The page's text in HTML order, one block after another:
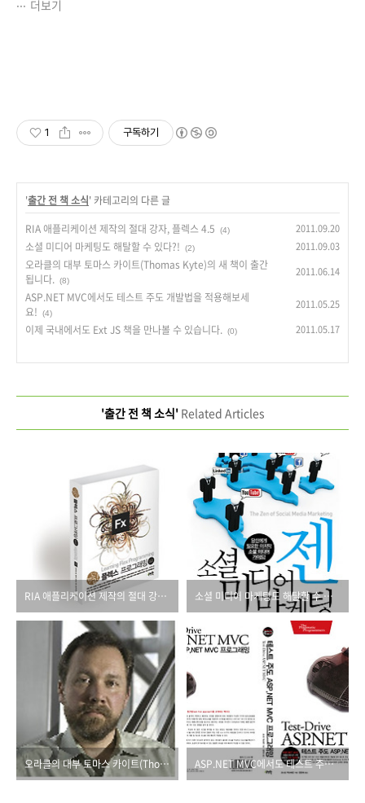
더보기
1 구독하기
'출간 전 책 소식' 카테고리의 다른 글
RIA 애플리케이션 제작의 절대 강자, 플렉스 4.5
(4) 2011.09.20
소셜 미디어 마케팅도 해탈할 수 있다?! (2) 2011.09.03
오라클의 대부 토마스 카이트(Thomas Kyte)의 새 책이 출간
됩니다. (8)
2011.06.14
ASP.NET MVC에서도 테스트 주도 개발법을 적용해보세
요!
(4)
2011.05.25
이제 국내에서도 Ext JS 책을 만나볼 수 있습니다. (0) 2011.05.17
'출간 전 책 소식'Related Articles
RIA 애플리케이션 제작의 절대 강자, 플렉스 4.5 소셜 미디어 마케팅도 해탈할 수 있다?!
오라클의 대부 토마스 카이트(Thomas Kyte)의 새 책이 출간됩니다. ASP.NET MVC에서도 테스트 주도 개발법을 적용해보세요!